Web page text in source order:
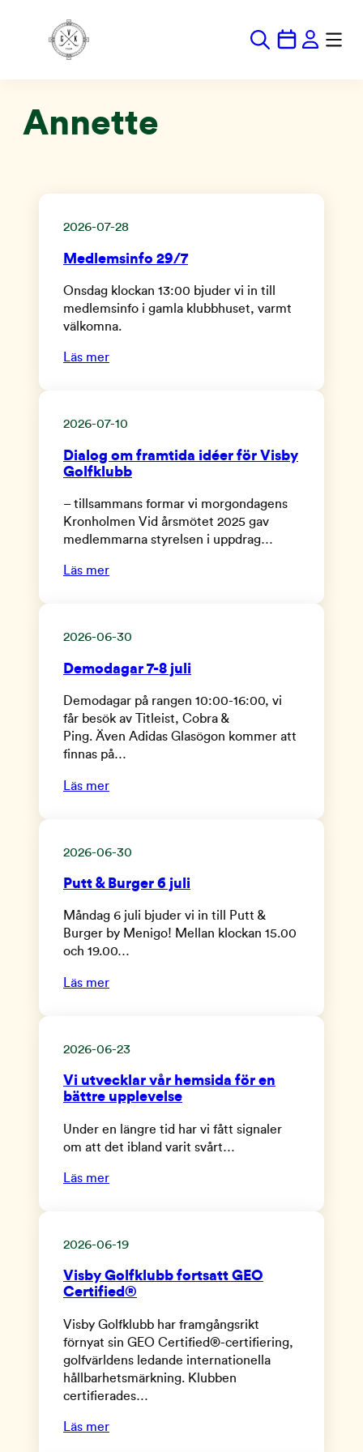
till
Annette
2026-07-28
Medlemsinfo 29/7
Onsdag klockan 13:00 bjuder vi in till
medlemsinfo i gamla klubbhuset, varmt
välkomna.
Läs mer
2026-07-10
Dialog om framtida idéer för Visby
Golfklubb
– tillsammans formar vi morgondagens
Kronholmen Vid årsmötet 2025 gav
medlemmarna styrelsen i uppdrag…
Läs mer
2026-06-30
Demodagar 7-8 juli
Demodagar på rangen 10:00-16:00, vi
får besök av Titleist, Cobra &
Ping. Även Adidas Glasögon kommer att
finnas på…
Läs mer
2026-06-30
Putt & Burger 6 juli
Måndag 6 juli bjuder vi in till Putt &
Burger by Menigo! Mellan klockan 15.00
och 19.00…
Läs mer
2026-06-23
Vi utvecklar vår hemsida för en
bättre upplevelse
Under en längre tid har vi fått signaler
om att det ibland varit svårt…
Läs mer
2026-06-19
Visby Golfklubb fortsatt GEO
Certified®
Visby Golfklubb har framgångsrikt
förnyat sin GEO Certified®-certifiering,
golfvärldens ledande internationella
hållbarhetsmärkning. Klubben
certifierades…
Läs mer